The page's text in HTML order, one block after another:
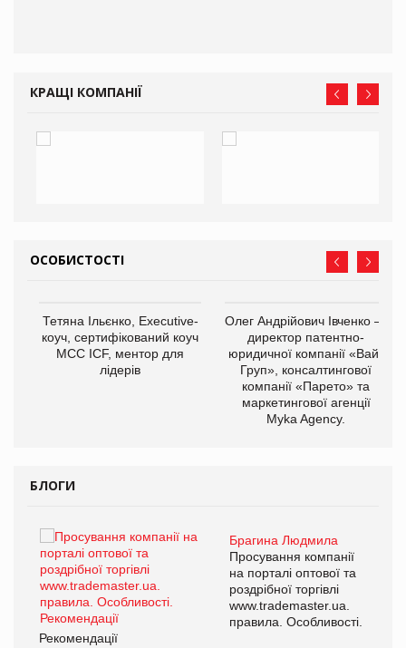
КРАЩІ КОМПАНІЇ
ОСОБИСТОСТІ
Тетяна Ільєнко, Executive-
коуч, сертифікований коуч
МСС ICF, ментор для
лідерів
Олег Андрійович Івченко —
директор патентно-
юридичної компанії «Вайз
Груп», консалтингової
компанії «Парето» та
маркетингової агенції
Myka Agency.
БЛОГИ
Брагина Людмила
Просування компанії
на порталі оптової та
роздрібної торгівлі
www.trademaster.ua.
правила. Особливості.
Рекомендації